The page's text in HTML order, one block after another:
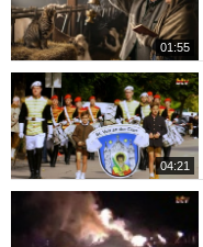
01:55
04:21